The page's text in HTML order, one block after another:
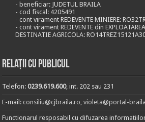
- beneficiar: JUDETUL BRAILA
- cod fiscal: 4205491
- cont virament REDEVENTE MINIERE:
- cont virament REDEVENTE din
DESTINATIE AGRICOLA:
Relații cu publicul
Telefon:0239.619.600, int. 202 sau 231
E-mail:consiliu@cjbraila.ro,violeta@portal-
Functionarul resposabil cu difuzarea